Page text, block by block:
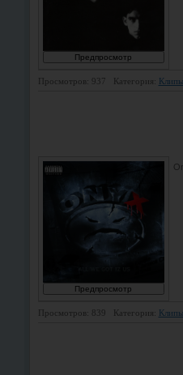
Просмотров: 937 Категория: Клипы
Просмотров: 839 Категория: Клипы